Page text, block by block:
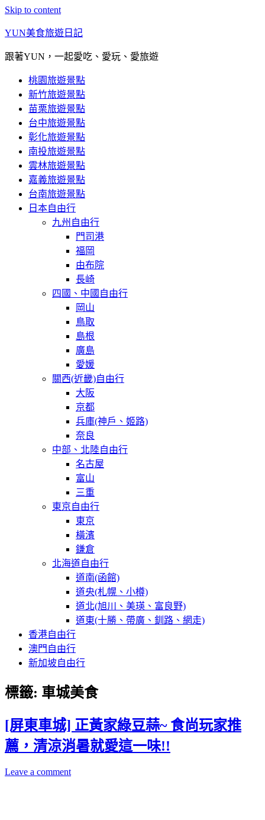
Skip to content
YUN美食旅遊日記
跟著YUN，一起愛吃、愛玩、愛旅遊
桃園旅遊景點
新竹旅遊景點
苗栗旅遊景點
台中旅遊景點
彰化旅遊景點
南投旅遊景點
雲林旅遊景點
嘉義旅遊景點
台南旅遊景點
日本自由行
九州自由行
門司港
福岡
由布院
長崎
四國、中國自由行
岡山
鳥取
島根
廣島
愛媛
關西(近畿)自由行
大阪
京都
兵庫(神戶、姬路)
奈良
中部、北陸自由行
名古屋
富山
三重
東京自由行
東京
橫濱
鎌倉
北海道自由行
道南(函館)
道央(札幌、小樽)
道北(旭川、美瑛、富良野)
道東(十勝、帶廣、釧路、網走)
香港自由行
澳門自由行
新加坡自由行
標籤: 車城美食
[屏東車城] 正黃家綠豆蒜~ 食尚玩家推
薦，清涼消暑就愛這一味!!
Leave a comment